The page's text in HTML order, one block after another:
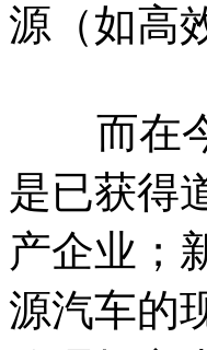
源（如高
而在今
是已获得
产企业；
源汽车的